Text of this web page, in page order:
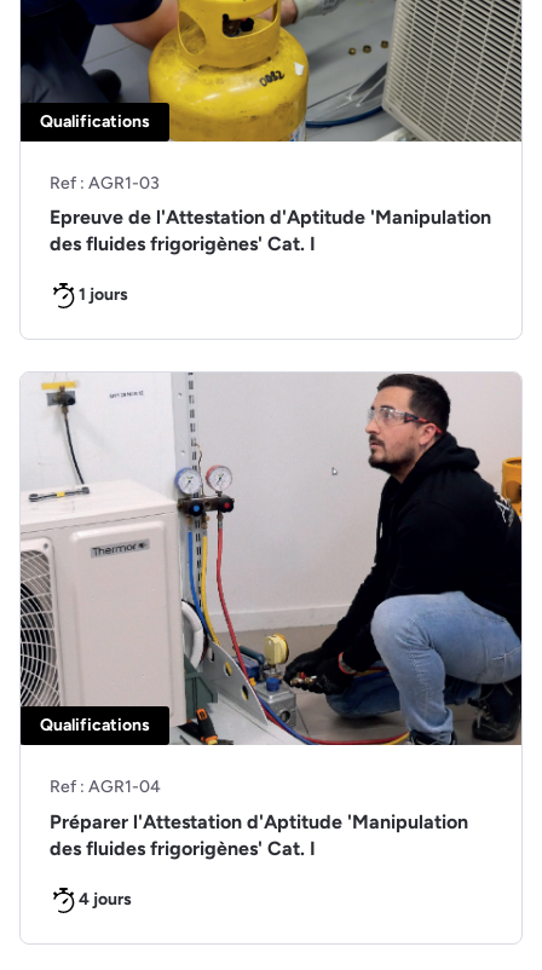
Ref : AGR1-03
Epreuve de l'Attestation d'Aptitude 'Manipulation
des fluides frigorigènes' Cat. I
1 jours
Qualifications
Ref : AGR1-04
Préparer l'Attestation d'Aptitude 'Manipulation
des fluides frigorigènes' Cat. I
4 jours
Qualifications